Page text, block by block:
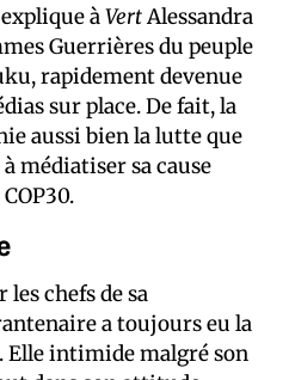
explique àVertAlessandra
Guerrières du peuple
rapidement devenue
sur place. De fait, la
aussi bien la lutte que
médiatiser sa cause
les chefs de sa
a toujours eu la
Elle intimide malgré son